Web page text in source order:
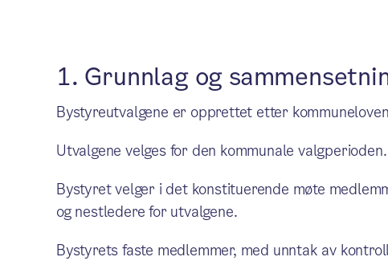
1. Grunnlag og
Bystyreutvalgene er opprettet etter
Utvalgene velges for den kommunale valgperioden.
Bystyret velger i det konstituerende møte
og nestledere for utvalgene.
Bystyrets faste medlemmer, med unntak av